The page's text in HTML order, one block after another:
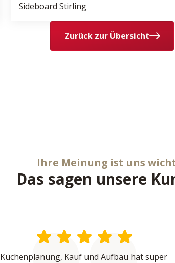
Sideboard Stirling
Zurück zur Übersicht
Ihre Meinung ist uns
Das sagen unsere
Küchenplanung, Kauf und Aufbau hat super